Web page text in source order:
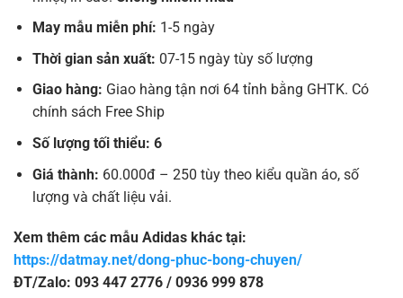
May mẫu miễn phí: 1-5 ngày
Thời gian sản xuất: 07-15 ngày tùy số lượng
Giao hàng: Giao hàng tận nơi 64 tỉnh bằng GHTK. Có
chính sách Free Ship
Số lượng tối thiểu: 6
Giá thành: 60.000đ – 250 tùy theo kiểu quần áo, số
lượng và chất liệu vải.
Xem thêm các mẫu Adidas khác tại:
https://datmay.net/dong-phuc-bong-chuyen/
ĐT/Zalo: 093 447 2776 / 0936 999 878